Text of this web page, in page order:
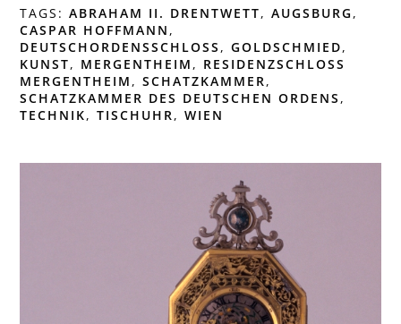
TAGS:ABRAHAM II. DRENTWETT,AUGSBURG ,
CASPAR HOFFMANN ,
DEUTSCHORDENSSCHLOSS ,GOLDSCHMIED,
KUNST, MERGENTHEIM , RESIDENZSCHLOSS
MERGENTHEIM ,SCHATZKAMMER,
SCHATZKAMMER DES DEUTSCHEN ORDENS ,
TECHNIK,TISCHUHR,WIEN